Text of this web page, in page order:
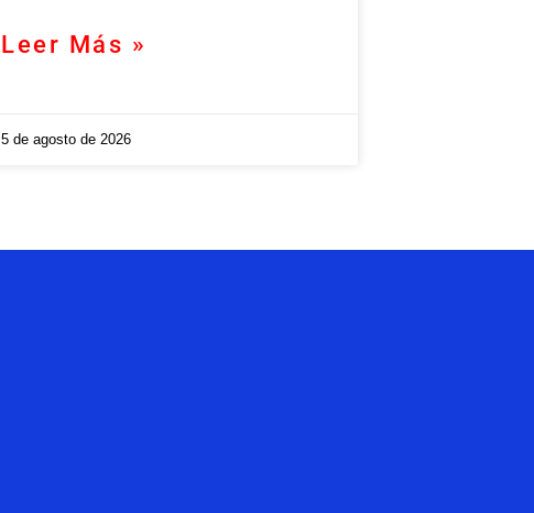
Leer Más »
5 de agosto de 2026